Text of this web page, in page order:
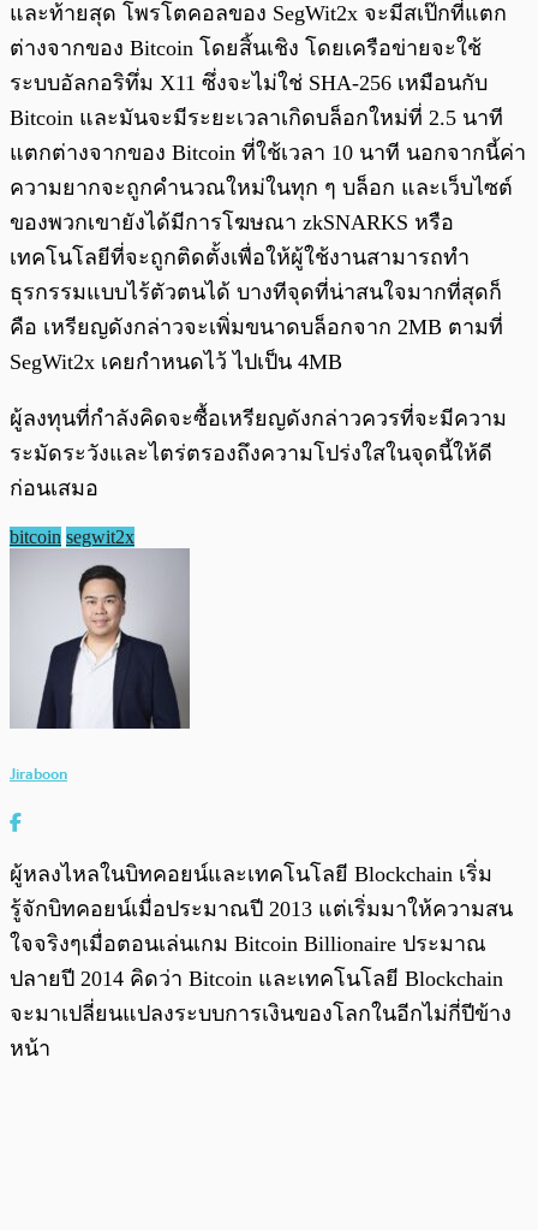
และท้ายสุด โพรโตคอลของ SegWit2x จะมีสเป๊กที่แตก
ต่างจากของ Bitcoin โดยสิ้นเชิง โดยเครือข่ายจะใช้
ระบบอัลกอริทึ่ม X11 ซึ่งจะไม่ใช่ SHA-256 เหมือนกับ
Bitcoin และมันจะมีระยะเวลาเกิดบล็อกใหม่ที่ 2.5 นาที
แตกต่างจากของ Bitcoin ที่ใช้เวลา 10 นาที นอกจากนี้ค่า
ความยากจะถูกคำนวณใหม่ในทุก ๆ บล็อก และเว็บไซต์
ของพวกเขายังได้มีการโฆษณา zkSNARKS หรือ
เทคโนโลยีที่จะถูกติดตั้งเพื่อให้ผู้ใช้งานสามารถทำ
ธุรกรรมแบบไร้ตัวตนได้ บางทีจุดที่น่าสนใจมากที่สุดก็
คือ เหรียญดังกล่าวจะเพิ่มขนาดบล็อกจาก 2MB ตามที่
SegWit2x เคยกำหนดไว้ ไปเป็น 4MB
ผู้ลงทุนที่กำลังคิดจะซื้อเหรียญดังกล่าวควรที่จะมีความ
ระมัดระวังและไตร่ตรองถึงความโปร่งใสในจุดนี้ให้ดี
ก่อนเสมอ
bitcoin segwit2x
Jiraboon
ผู้หลงไหลในบิทคอยน์และเทคโนโลยี Blockchain เริ่ม
รู้จักบิทคอยน์เมื่อประมาณปี 2013 แต่เริ่มมาให้ความสน
ใจจริงๆเมื่อตอนเล่นเกม Bitcoin Billionaire ประมาณ
ปลายปี 2014 คิดว่า Bitcoin และเทคโนโลยี Blockchain
จะมาเปลี่ยนแปลงระบบการเงินของโลกในอีกไม่กี่ปีข้าง
หน้า